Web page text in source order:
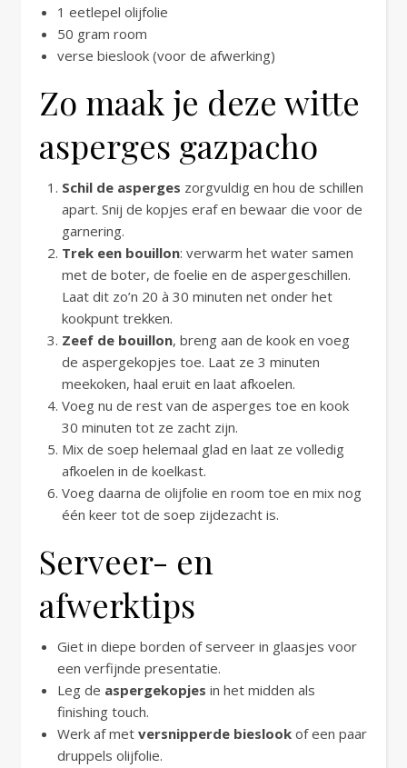
1 eetlepel olijfolie
50 gram room
verse bieslook (voor de afwerking)
Zo maak je deze witte
asperges gazpacho
Schil de asperges zorgvuldig en hou de schillen
apart. Snij de kopjes eraf en bewaar die voor de
garnering.
Trek een bouillon: verwarm het water samen
met de boter, de foelie en de aspergeschillen.
Laat dit zo’n 20 à 30 minuten net onder het
kookpunt trekken.
Zeef de bouillon, breng aan de kook en voeg
de aspergekopjes toe. Laat ze 3 minuten
meekoken, haal eruit en laat afkoelen.
Voeg nu de rest van de asperges toe en kook
30 minuten tot ze zacht zijn.
Mix de soep helemaal glad en laat ze volledig
afkoelen in de koelkast.
Voeg daarna de olijfolie en room toe en mix nog
één keer tot de soep zijdezacht is.
Serveer- en
afwerktips
Giet in diepe borden of serveer in glaasjes voor
een verfijnde presentatie.
Leg de aspergekopjes in het midden als
finishing touch.
Werk af met versnipperde bieslook of een paar
druppels olijfolie.